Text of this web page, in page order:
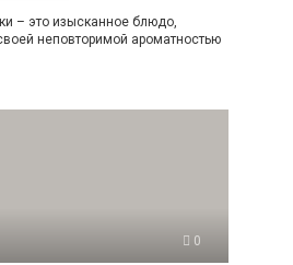
– это изысканное блюдо,
неповторимой ароматностью
0